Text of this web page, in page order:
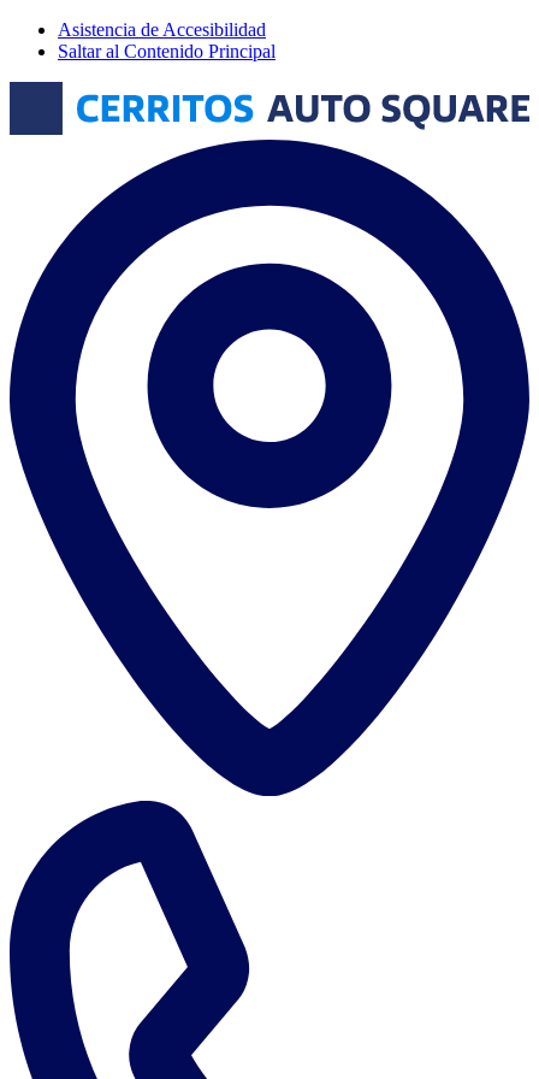
Asistencia de Accesibilidad
Saltar al Contenido Principal